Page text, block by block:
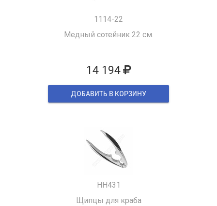
1114-22
Медный сотейник 22 см.
14 194
ДОБАВИТЬ В КОРЗИНУ
HH431
Щипцы для краба